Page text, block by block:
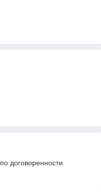
договоренности